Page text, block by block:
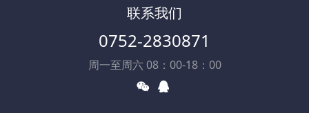
联系我们
0752-2830871
周一至周六 08：00-18：00